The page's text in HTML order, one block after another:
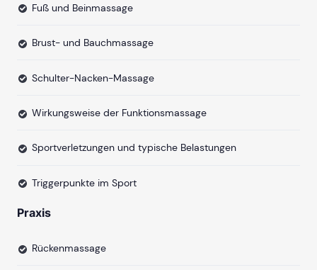
Fuß und Beinmassage
Brust- und Bauchmassage
Schulter-Nacken-Massage
Wirkungsweise der Funktionsmassage
Sportverletzungen und typische Belastungen
Triggerpunkte im Sport
Praxis
Rückenmassage